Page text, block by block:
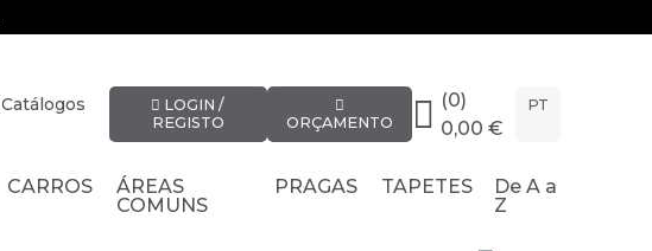
Catálogos
LOGIN /
REGISTO
ORÇAMENTO
(0)
0,00 €
PT
CARROS
ÁREAS
COMUNS
PRAGAS TAPETES
De A a
Z